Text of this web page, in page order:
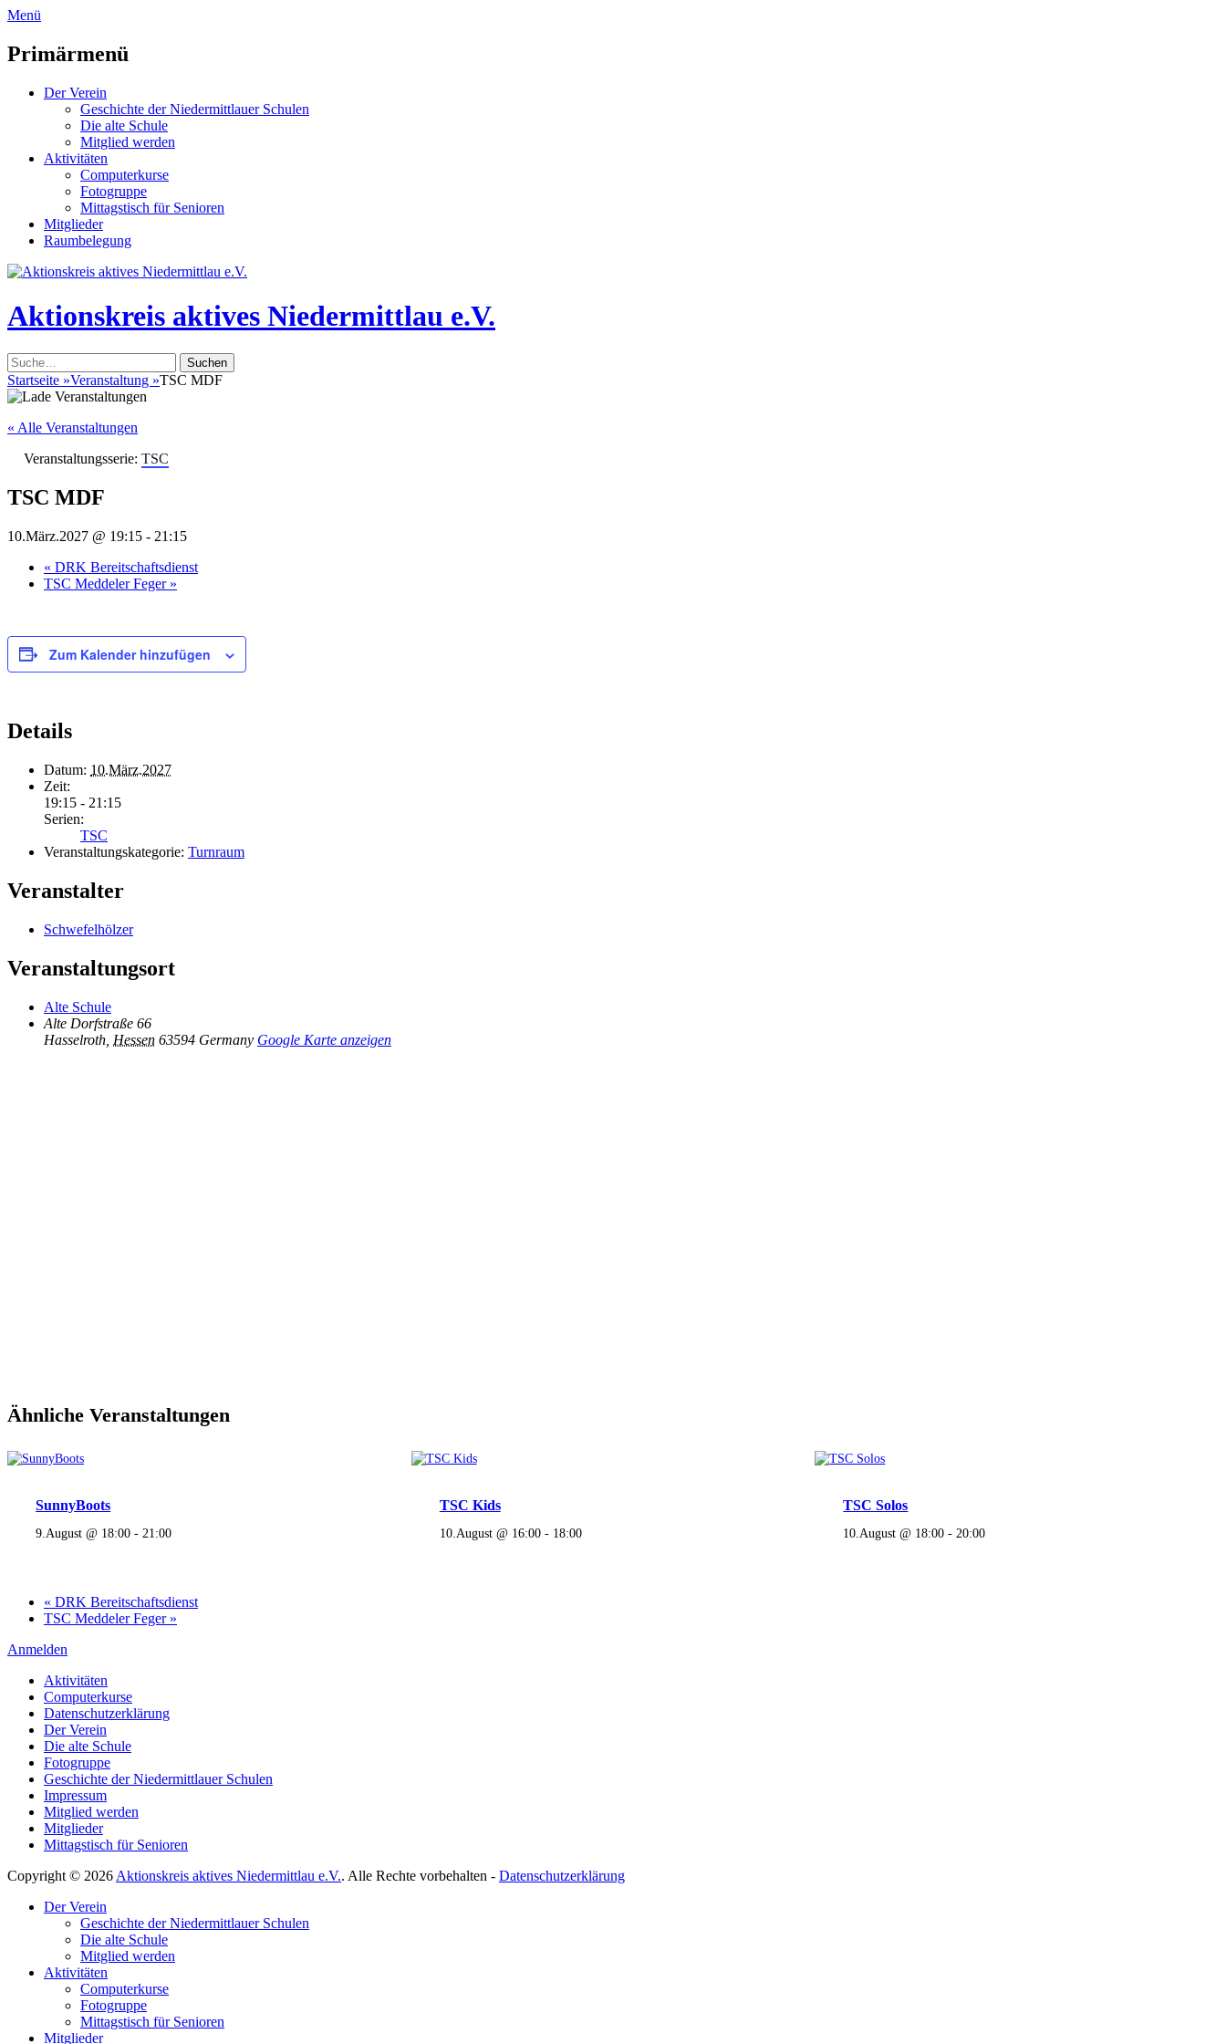
zum
überspringen
Menü
Primärmenü
Der Verein
Geschichte der Niedermittlauer Schulen
Die alte Schule
Mitglied werden
Aktivitäten
Computerkurse
Fotogruppe
Mittagstisch für Senioren
Mitglieder
Raumbelegung
Header
Aktionskreis aktives Niedermittlau e.V.
Suche
nach:
Startseite »Veranstaltung »TSC MDF
« Alle Veranstaltungen
Veranstaltungsserie: TSC
TSC MDF
10.März.2027 @ 19:15 - 21:15
« DRK Bereitschaftsdienst
TSC Meddeler Feger »
Zum Kalender hinzufügen
Details
Datum: 10.März.2027
Zeit:
19:15 - 21:15
Serien:
TSC
Veranstaltungskategorie: Turnraum
Veranstalter
Schwefelhölzer
Veranstaltungsort
Alte Schule
Alte Dorfstraße 66
Hasselroth Hessen 63594 Germany Google Karte anzeigen
Ähnliche Veranstaltungen
SunnyBoots
9.August @ 18:00 -21:00
TSC Kids
10.August @ 16:00- 18:00
TSC Solos
10.August @ 18:00 -20:00
« DRK Bereitschaftsdienst
TSC Meddeler Feger »
Anmelden
Aktivitäten
Computerkurse
Datenschutzerklärung
Der Verein
Die alte Schule
Fotogruppe
Geschichte der Niedermittlauer Schulen
Impressum
Mitglied werden
Mitglieder
Mittagstisch für Senioren
Copyright © 2026 Aktionskreis aktives Niedermittlau e.V.. Alle Rechte vorbehalten - Datenschutzerklärung
scrollenDer Verein
Geschichte der Niedermittlauer Schulen
Die alte Schule
Mitglied werden
Aktivitäten
Computerkurse
Fotogruppe
Mittagstisch für Senioren
Mitglieder